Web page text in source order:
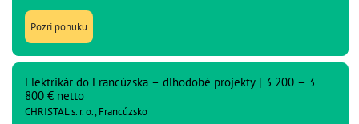
Pozri ponuku
Elektrikár do Francúzska – dlhodobé projekty | 3 200 – 3
800 € netto
CHRISTAL s. r. o., Francúzsko